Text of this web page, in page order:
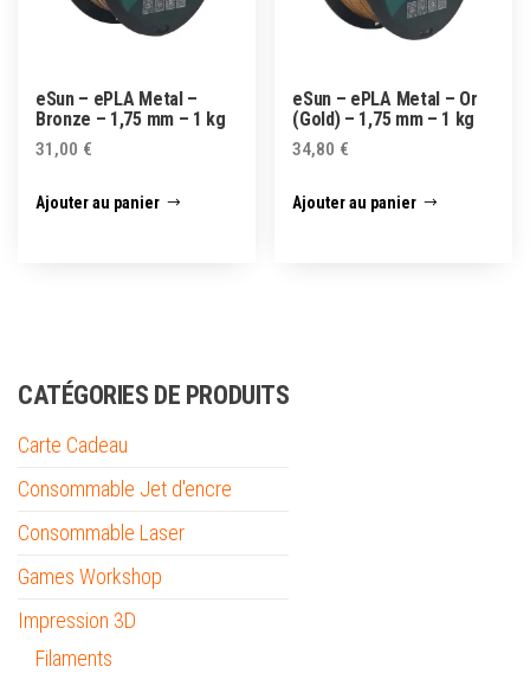
eSun – ePLA Metal –
Bronze – 1,75 mm – 1 kg
31,00 €
Ajouter au panier
eSun – ePLA Metal – Or
(Gold) – 1,75 mm – 1 kg
34,80 €
Ajouter au panier
CATÉGORIES DE PRODUITS
Carte Cadeau
Consommable Jet d'encre
Consommable Laser
Games Workshop
Impression 3D
Filaments